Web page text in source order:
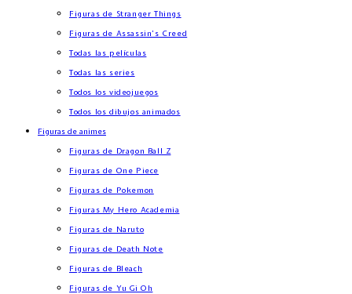
Figuras de Stranger Things
Figuras de Assassin’s Creed
Todas las películas
Todas las series
Todos los videojuegos
Todos los dibujos animados
Figuras de animes
Figuras de Dragon Ball Z
Figuras de One Piece
Figuras de Pokemon
Figuras My Hero Academia
Figuras de Naruto
Figuras de Death Note
Figuras de Bleach
Figuras de Yu Gi Oh